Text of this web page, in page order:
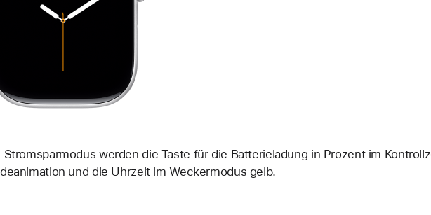
Stromsparmodus werden die Taste für die Batterieladung in Prozent im
und die Uhrzeit im Weckermodus gelb.